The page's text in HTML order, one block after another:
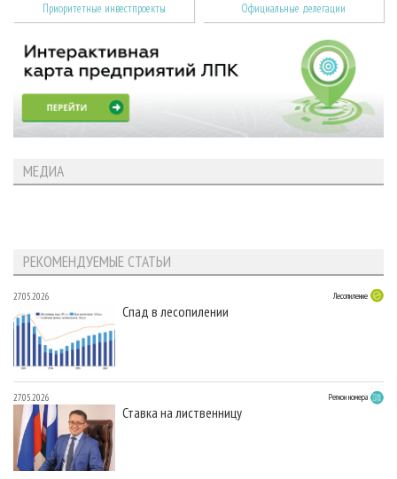
Приоритетные инвестпроекты Официальные делегации
МЕДИА
РЕКОМЕНДУЕМЫЕ СТАТЬИ
27.05.2026 Лесопиление
Спад в лесопилении
27.05.2026 Регион номера
Ставка на лиственницу